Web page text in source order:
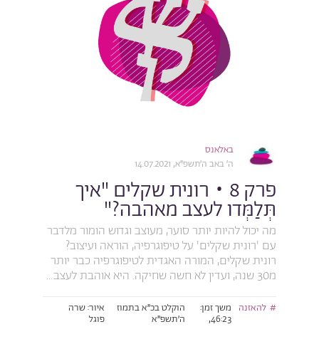
באלאנס
ה׳ באב ה׳תשפ״א, 14.07.2021
פרק 8 • רונית שקלים "איך
תְּלַמְּדו לעצב מאהבה?"
מה יכול להיות יותר סוער, מעוצב וגדוש הומור מלדבר
עם 'רונית שקלים' על טיפוגרפיה, הוראה ועיצוב?
רונית שקלים, המורה האגדית לטיפוגרפיה כבר יותר
מ30 שנה, ועדין לא חשה שחיקה. היא אוהבת לעצב...
להאזנה משך זמן:
46:23,
הוקלט בכ״א בתמוז
ה׳תשפ״א
איור: שרה
פוגל